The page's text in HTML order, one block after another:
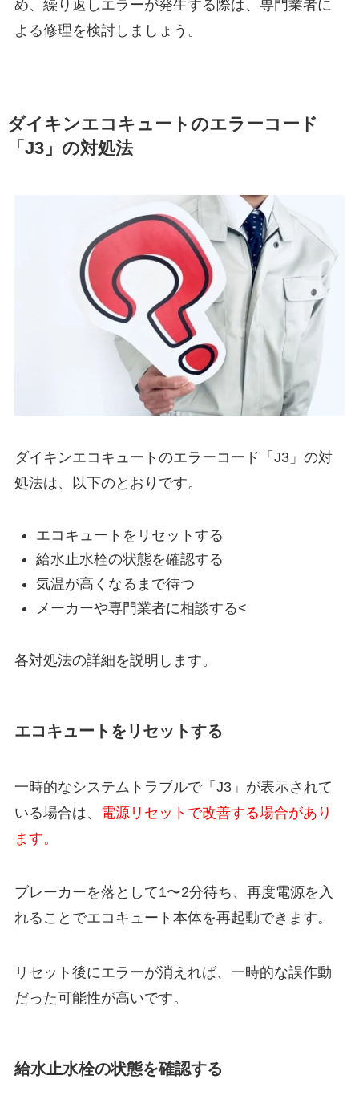
め、繰り返しエラーが発生する際は、専門業者に
よる修理を検討しましょう。
ダイキンエコキュートのエラーコード
「J3」の対処法
ダイキンエコキュートのエラーコード「J3」の対
処法は、以下のとおりです。
エコキュートをリセットする
給水止水栓の状態を確認する
気温が高くなるまで待つ
メーカーや専門業者に相談する<
各対処法の詳細を説明します。
エコキュートをリセットする
一時的なシステムトラブルで「J3」が表示されて
いる場合は、 電源リセットで改善する場合があり
ます。
ブレーカーを落として1〜2分待ち、再度電源を入
れることでエコキュート本体を再起動できます。
リセット後にエラーが消えれば、一時的な誤作動
だった可能性が高いです。
給水止水栓の状態を確認する